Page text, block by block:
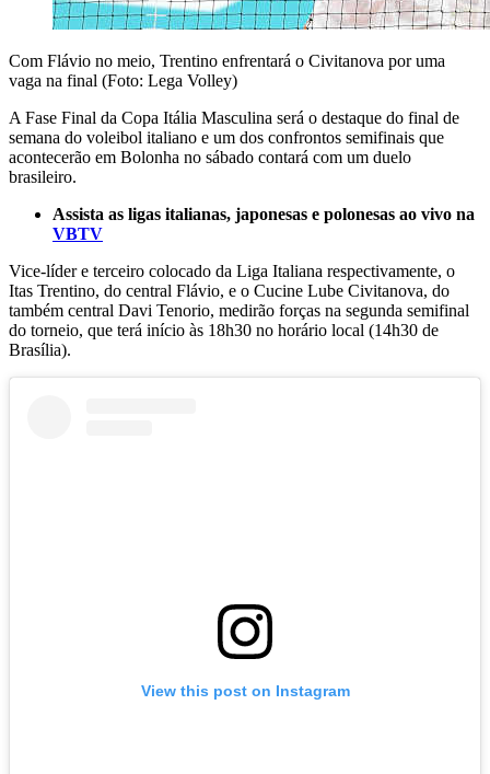
Com Flávio no meio, Trentino enfrentará o Civitanova por uma
vaga na final (Foto: Lega Volley)
A Fase Final da Copa Itália Masculina será o destaque do final de
semana do voleibol italiano e um dos confrontos semifinais que
acontecerão em Bolonha no sábado contará com um duelo
brasileiro.
Assista as ligas italianas, japonesas e polonesas ao vivo na
VBTV
Vice-líder e terceiro colocado da Liga Italiana respectivamente, o
Itas Trentino, do central Flávio, e o Cucine Lube Civitanova, do
também central Davi Tenorio, medirão forças na segunda semifinal
do torneio, que terá início às 18h30 no horário local (14h30 de
Brasília).
View this post on Instagram